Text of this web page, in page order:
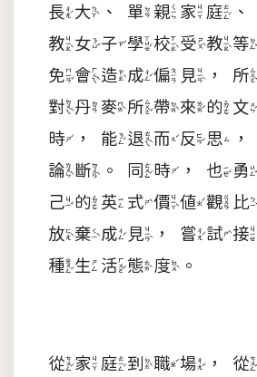
長大、單親家庭
教女子學校受教
免會造成偏見，
對丹麥所帶來的
時，能退而反思
論斷。同時，也
己的英式價值觀
放棄成見，嘗試
種生活態度。
從家庭到職場，